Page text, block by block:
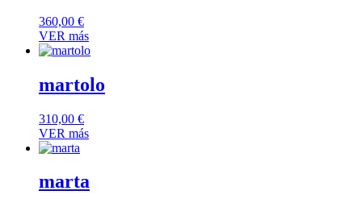
360,00 €
VER más
martolo
310,00 €
VER más
marta